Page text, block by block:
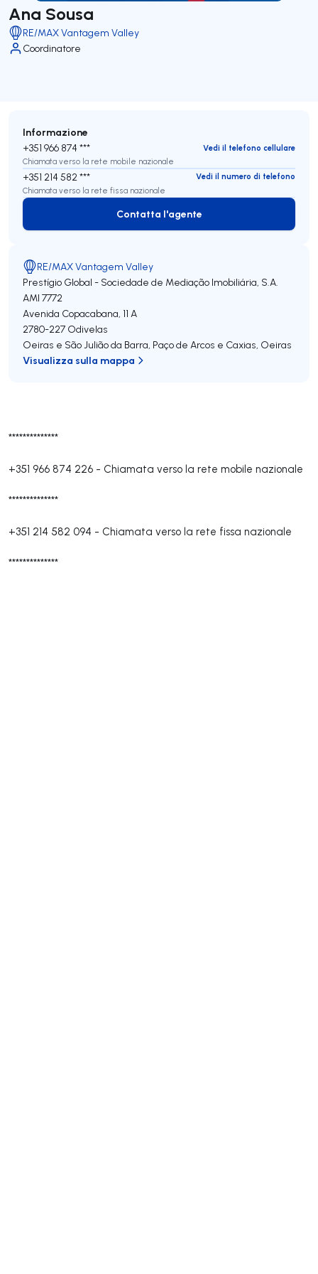
Ana Sousa
RE/MAX Vantagem Valley
Coordinatore
**************
+351 966 874 226 - Chiamata verso la rete mobile nazionale
**************
+351 214 582 094 - Chiamata verso la rete fissa nazionale
**************
Informazione
+351 966 874 ***
Vedi il telefono cellulare
Chiamata verso la rete mobile nazionale
+351 214 582 ***
Vedi il numero di telefono
Chiamata verso la rete fissa nazionale
Contatta l'agente
Contatta l'agente
RE/MAX Vantagem Valley
Prestígio Global - Sociedade de Mediação Imobiliária, S.A.
AMI 7772
Avenida Copacabana, 11 A
2780-227 Odivelas
Oeiras e São Julião da Barra, Paço de Arcos e Caxias, Oeiras
Visualizza sulla mappa